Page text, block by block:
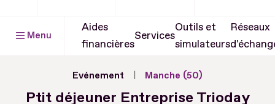
Menu
Aides
financières
Services
Outils et
simulateurs
Réseaux
Evénement Manche (50)
Ptit déjeuner Entreprise Trioday